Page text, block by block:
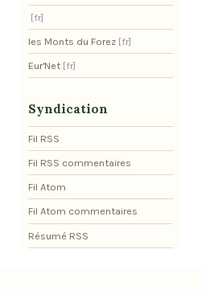
les Monts du Forez
Eur'Net
Syndication
Fil RSS
Fil RSS commentaires
Fil Atom
Fil Atom commentaires
Résumé RSS